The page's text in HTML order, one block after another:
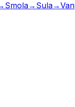
Smola→ Sula→